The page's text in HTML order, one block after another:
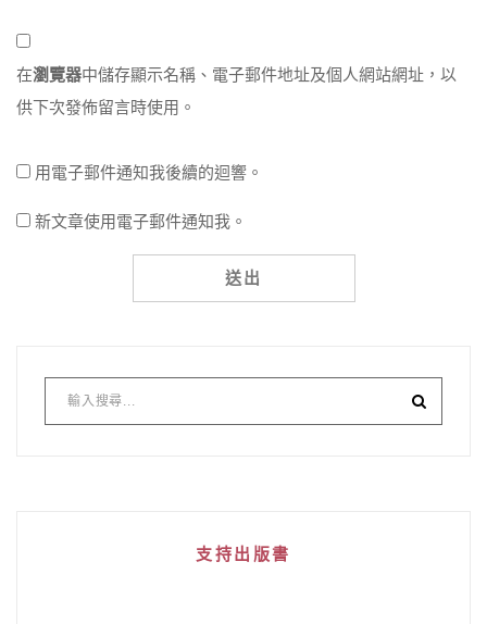
在瀏覽器中儲存顯示名稱、電子郵件地址及個人網站網址，以
供下次發佈留言時使用。
用電子郵件通知我後續的迴響。
新文章使用電子郵件通知我。
支持出版書